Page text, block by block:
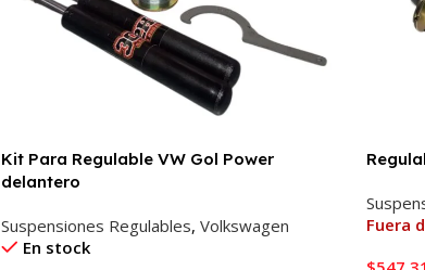
Kit Para Regulable VW Gol Power
delantero
Suspensiones Regulables, Volkswagen
En stock
Fuera